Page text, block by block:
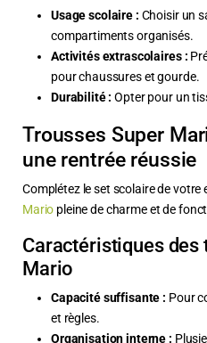
Usage scolaire : Choisir un
compartiments organisés.
Activités extrascolaires :
pour chaussures et gourde.
Durabilité : Opter pour un
Trousses Super
une rentrée réussie
Complétez le set scolaire de votre
Mario pleine de charme et de
Caractéristiques des
Mario
Capacité suffisante : Pour
et règles.
Organisation interne :